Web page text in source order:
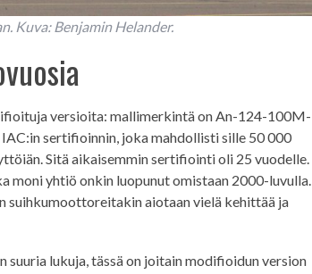
Kuva: Benjamin Helander.
versioita: mallimerkintä on An-124-100M-
sertifioinnin, joka mahdollisti sille 50 000
Sitä aikaisemmin sertifiointi oli 25 vuodelle.
moni yhtiö onkin luopunut omistaan 2000-luvulla.
suihkumoottoreitakin aiotaan vielä kehittää ja
lukuja, tässä on joitain modifioidun version